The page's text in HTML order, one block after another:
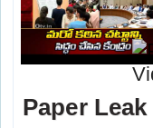
Paper Leak